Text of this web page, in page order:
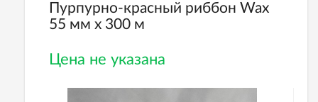
Пурпурно-красный риббон Wax
55 мм х 300 м
Цена не указана